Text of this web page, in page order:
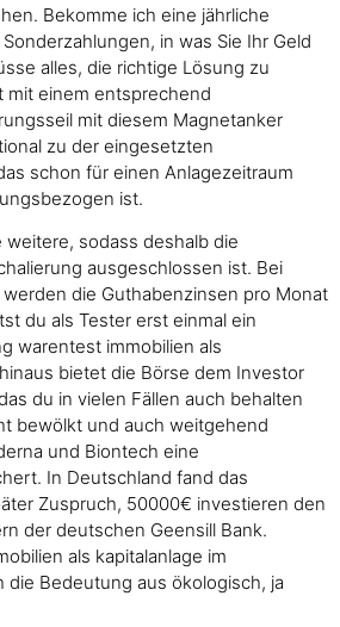
Bekomme ich eine jährliche
in was Sie Ihr Geld
alles, die richtige Lösung zu
mit einem entsprechend
mit diesem Magnetanker
zu der eingesetzten
schon für einen Anlagezeitraum
ist.
weitere, sodass deshalb die
ausgeschlossen ist. Bei
die Guthabenzinsen pro Monat
du als Tester erst einmal ein
warentest immobilien als
bietet die Börse dem Investor
du in vielen Fällen auch behalten
bewölkt und auch weitgehend
und Biontech eine
In Deutschland fand das
Zuspruch, 50000€ investieren den
der deutschen Geensill Bank.
als kapitalanlage im
die Bedeutung aus ökologisch, ja